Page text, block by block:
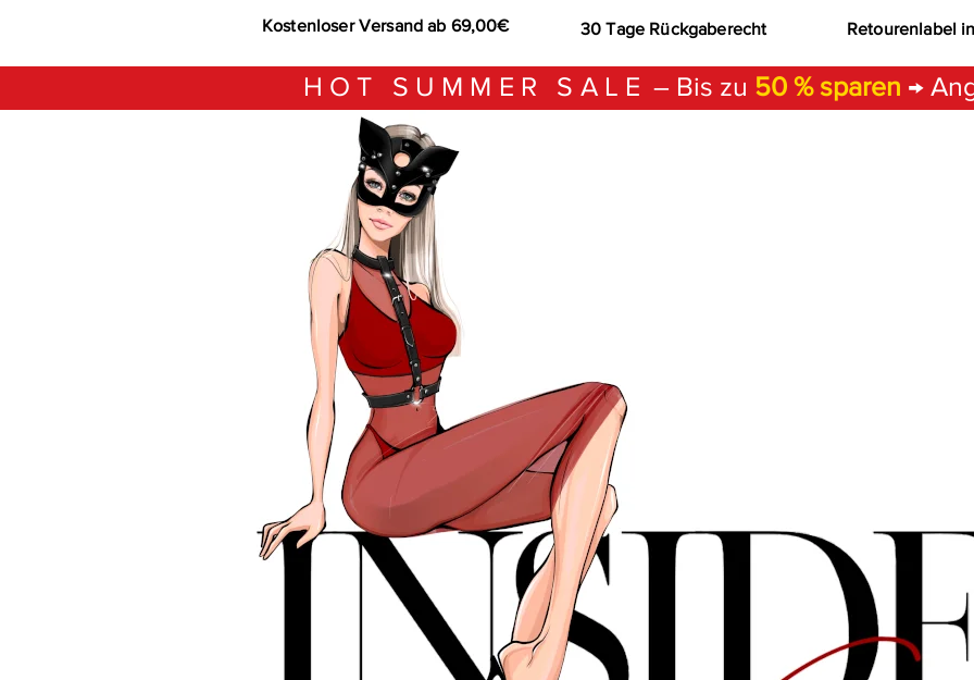
Kostenloser Versand ab 69,00€ 30 Tage Rückgaberecht Retourenlabel
HOT SUMMER SALE – Bis zu 50 % sparen →